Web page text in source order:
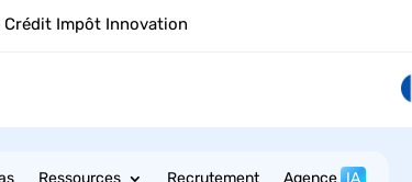
Impôt Innovation
Ressources Recrutement Agence IA